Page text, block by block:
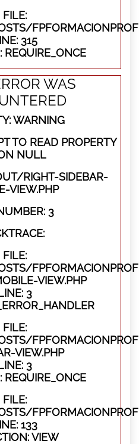
FILE:
315
REQUIRE_ONCE
WAS
WARNING
TO READ PROPERTY
NULL
RIGHT-SIDEBAR-
VIEW.PHP
3
FILE:
VIEW.PHP
3
FILE:
VIEW.PHP
3
REQUIRE_ONCE
FILE:
133
VIEW